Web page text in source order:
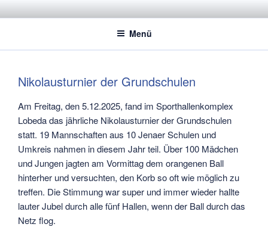
InhaltSTADTSPORTBUND JENA E.V.
Dachverband der Jenaer Sportvereine
Menü
Nikolausturnier der Grundschulen
Am Freitag, den 5.12.2025, fand im Sporthallenkomplex
Lobeda das jährliche Nikolausturnier der Grundschulen
statt. 19 Mannschaften aus 10 Jenaer Schulen und
Umkreis nahmen in diesem Jahr teil. Über 100 Mädchen
und Jungen jagten am Vormittag dem orangenen Ball
hinterher und versuchten, den Korb so oft wie möglich zu
treffen. Die Stimmung war super und immer wieder hallte
lauter Jubel durch alle fünf Hallen, wenn der Ball durch das
Netz flog.